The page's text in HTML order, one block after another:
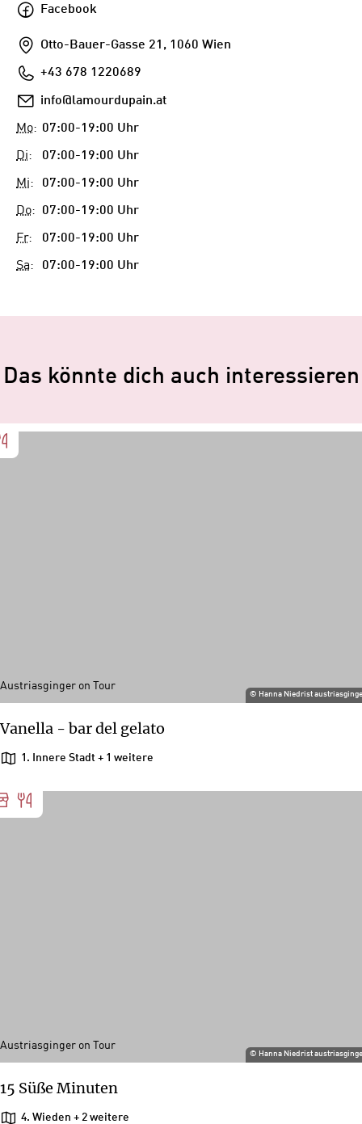
FacebookFacebook
Addresse
Otto-Bauer-Gasse 21, 1060 Wien
Telefon+43 678 1220689
E-
info@lamourdupain.at
Mo: 07:00-19:00 Uhr
Di: 07:00-19:00 Uhr
Mi: 07:00-19:00 Uhr
Do: 07:00-19:00 Uhr
Fr: 07:00-19:00 Uhr
Sa: 07:00-19:00 Uhr
Das könnte dich auch interessieren
© Hanna Niedrist
Austriasginger on Tour
Vanella - bar del gelato
1. Innere Stadt + 1 weitere
© Hanna Niedrist
Austriasginger on Tour
15 Süße Minuten
4. Wieden + 2 weitere